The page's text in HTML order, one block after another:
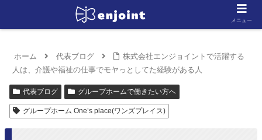
ホーム 代表ブログ
株式会社エンジョイントで活躍する
人は、介護や福祉の仕事でモヤっとしてた経験がある人
代表ブログ グループホームで働きたい方へ
グループホーム One’s place(ワンズプレイス)
メニュー